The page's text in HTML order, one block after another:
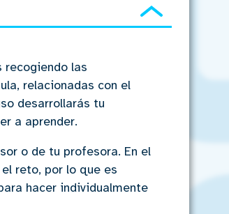
recogiendo las
relacionadas con el
desarrollarás tu
a aprender.
o de tu profesora. En el
reto, por lo que es
hacer individualmente